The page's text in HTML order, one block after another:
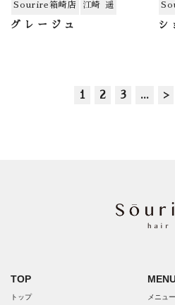
Sourire箱崎店
江崎 遥
グレージュ シ
1 2 3 ... >
TOP
トップ メニュー